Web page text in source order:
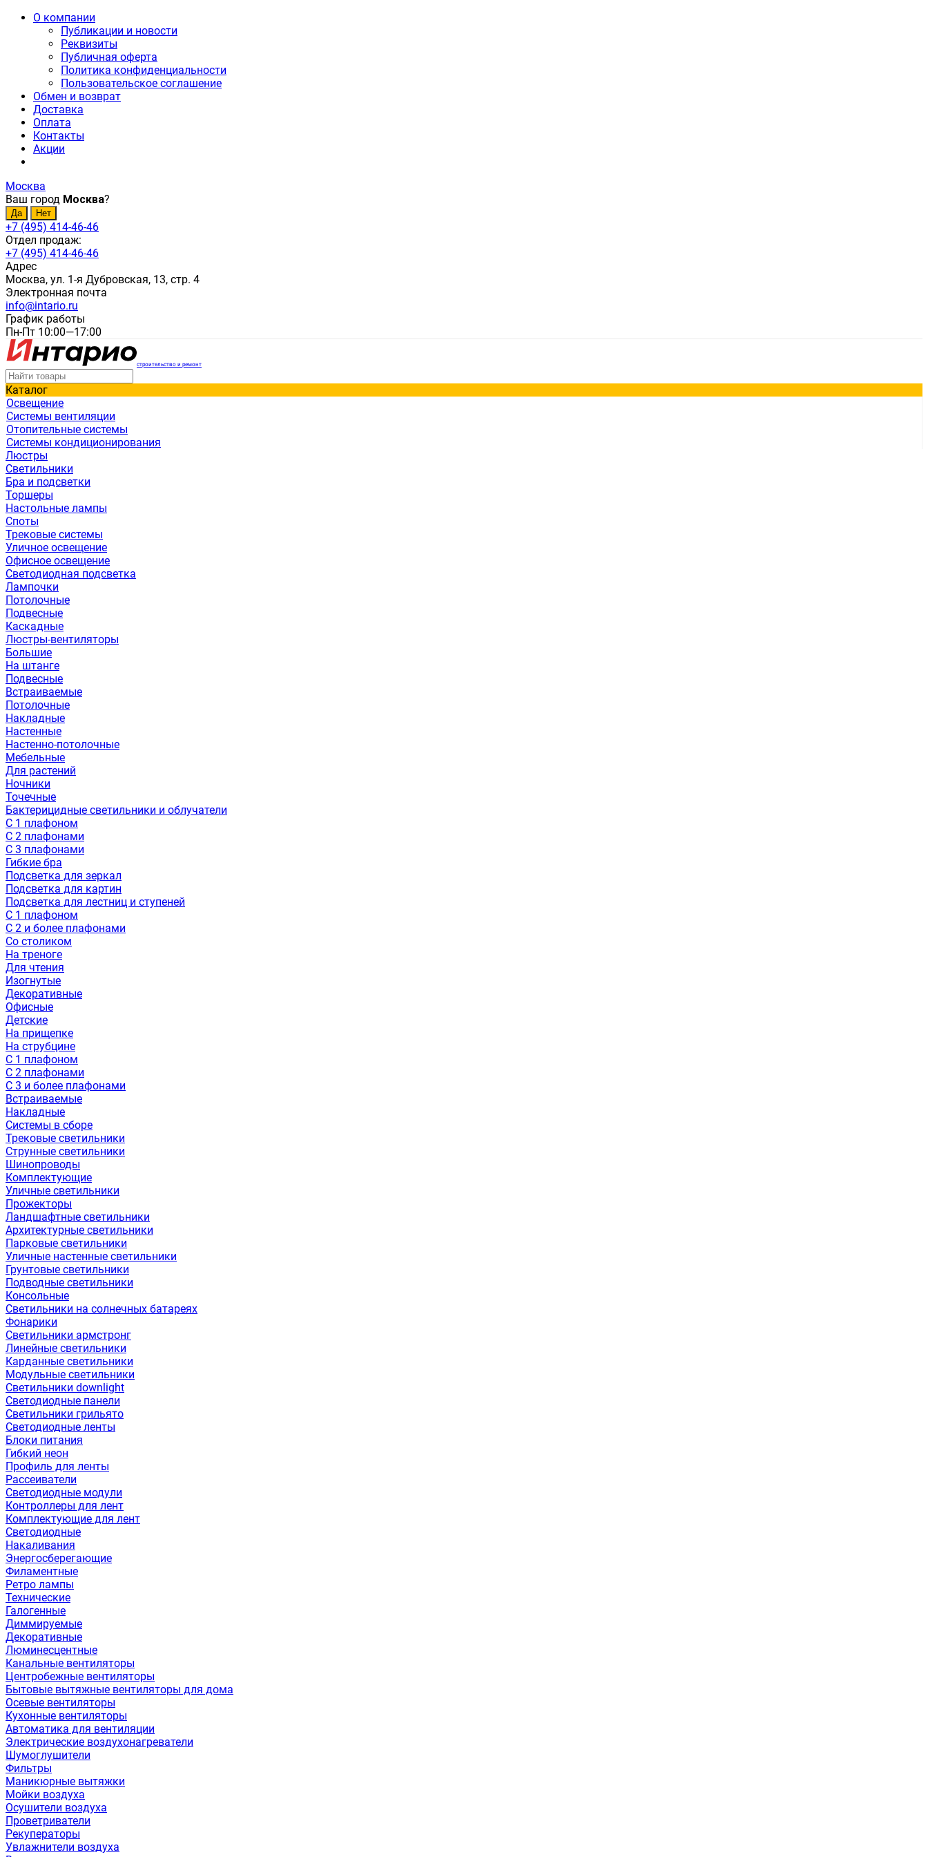
О компании
Публикации и новости
Реквизиты
Публичная оферта
Политика конфиденциальности
Пользовательское соглашение
Обмен и возврат
Доставка
Оплата
Контакты
Акции
Москва
Ваш город Москва?
+7 (495) 414-46-46
Отдел продаж:
+7 (495) 414-46-46
Адрес
Москва, ул. 1-я Дубровская, 13, стр. 4
Электронная почта
info@intario.ru
График работы
Пн-Пт 10:00—17:00
строительство и ремонт
Каталог
Освещение
Системы вентиляции
Отопительные системы
Системы кондиционирования
Люстры
Светильники
Бра и подсветки
Торшеры
Настольные лампы
Споты
Трековые системы
Уличное освещение
Офисное освещение
Светодиодная подсветка
Лампочки
Потолочные
Подвесные
Каскадные
Люстры-вентиляторы
Большие
На штанге
Подвесные
Встраиваемые
Потолочные
Накладные
Настенные
Настенно-потолочные
Мебельные
Для растений
Ночники
Точечные
Бактерицидные светильники и облучатели
С 1 плафоном
С 2 плафонами
С 3 плафонами
Гибкие бра
Подсветка для зеркал
Подсветка для картин
Подсветка для лестниц и ступеней
С 1 плафоном
С 2 и более плафонами
Со столиком
На треноге
Для чтения
Изогнутые
Декоративные
Офисные
Детские
На прищепке
На струбцине
С 1 плафоном
С 2 плафонами
С 3 и более плафонами
Встраиваемые
Накладные
Системы в сборе
Трековые светильники
Струнные светильники
Шинопроводы
Комплектующие
Уличные светильники
Прожекторы
Ландшафтные светильники
Архитектурные светильники
Парковые светильники
Уличные настенные светильники
Грунтовые светильники
Подводные светильники
Консольные
Светильники на солнечных батареях
Фонарики
Светильники армстронг
Линейные светильники
Карданные светильники
Модульные светильники
Светильники downlight
Светодиодные панели
Светильники грильято
Светодиодные ленты
Блоки питания
Гибкий неон
Профиль для ленты
Рассеиватели
Светодиодные модули
Контроллеры для лент
Комплектующие для лент
Светодиодные
Накаливания
Энергосберегающие
Филаментные
Ретро лампы
Технические
Галогенные
Диммируемые
Декоративные
Люминесцентные
Канальные вентиляторы
Центробежные вентиляторы
Бытовые вытяжные вентиляторы для дома
Осевые вентиляторы
Кухонные вентиляторы
Автоматика для вентиляции
Электрические воздухонагреватели
Шумоглушители
Фильтры
Маникюрные вытяжки
Мойки воздуха
Осушители воздуха
Проветриватели
Рекуператоры
Увлажнители воздуха